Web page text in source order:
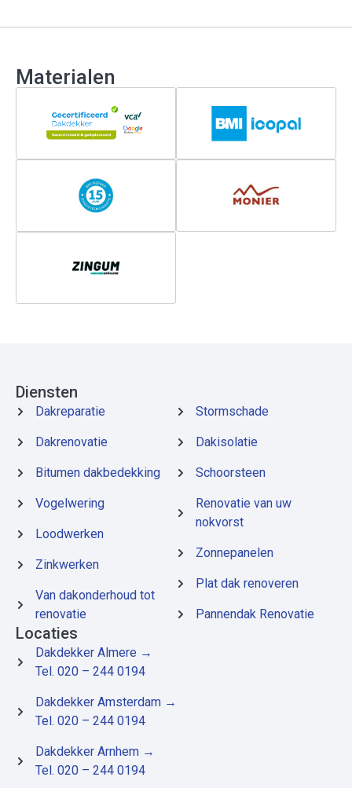
Materialen
Diensten
Dakreparatie
Dakrenovatie
Bitumen dakbedekking
Vogelwering
Loodwerken
Zinkwerken
Van dakonderhoud tot
renovatie
Stormschade
Dakisolatie
Schoorsteen
Renovatie van uw
nokvorst
Zonnepanelen
Plat dak renoveren
Pannendak Renovatie
Locaties
Dakdekker Almere →
Tel. 020 – 244 0194
Dakdekker Amsterdam →
Tel. 020 – 244 0194
Dakdekker Arnhem →
Tel. 020 – 244 0194